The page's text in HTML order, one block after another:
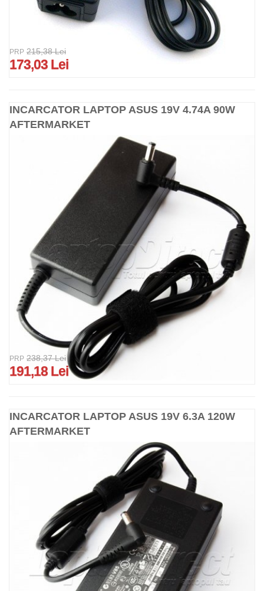
PRP 215,38 Lei
173,03 Lei
INCARCATOR LAPTOP ASUS 19V 4.74A 90W
AFTERMARKET
PRP 238,37 Lei
191,18 Lei
INCARCATOR LAPTOP ASUS 19V 6.3A 120W
AFTERMARKET